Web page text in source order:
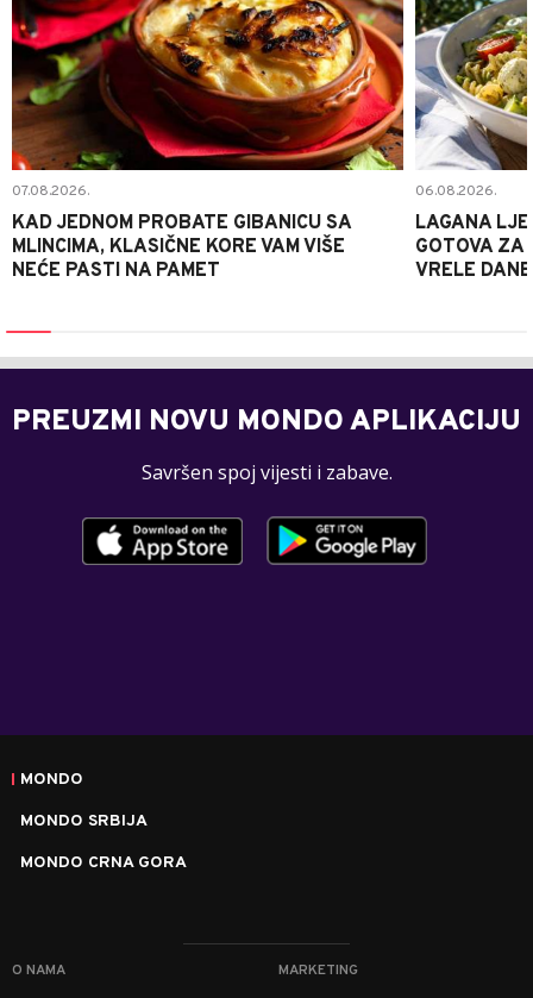
07.08.2026.
KAD JEDNOM PROBATE GIBANICU SA
MLINCIMA, KLASIČNE KORE VAM VIŠE
NEĆE PASTI NA PAMET
06.08.2026.
LAGANA
GOTOVA ZA
VRELE DANE
PREUZMI NOVU MONDO APLIKACIJU
Savršen spoj vijesti i zabave.
MONDO
MONDO SRBIJA
MONDO CRNA GORA
O NAMA MARKETING